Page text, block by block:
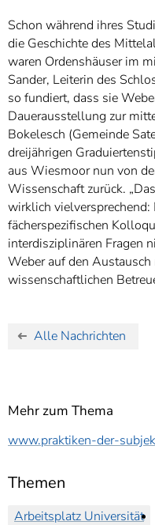
Schon während ihres
die Geschichte des
waren Ordenshäuser im
Sander, Leiterin des
so fundiert, dass sie
Dauerausstellung zur
Bokelesch (Gemeinde
dreijährigen
aus Wiesmoor nun von
Wissenschaft zurück.
wirklich
fächerspezifischen
interdisziplinären Fragen
Weber auf den
wissenschaftlichen
Alle Nachrichten
Themen
Arbeitsplatz Universität
Mehr zum Thema
www.praktiken-der-